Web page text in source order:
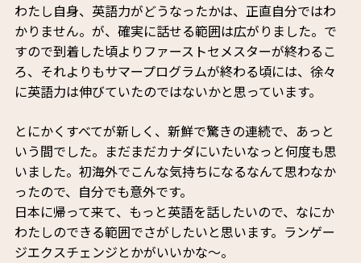
わたし自身、英語力がどうなったかは、正直自分ではわ
かりません。が、確実に話せる範囲は広がりました。で
すので到着した頃よりファーストセメスターが終わるこ
ろ、それよりもサマープログラムが終わる頃には、徐々
に英語力は伸びていたのではないかと思っています。
とにかくすべてが新しく、新鮮で驚きの連続で、あっと
いう間でした。まだまだカナダにいたいなっと何度も思
いました。初海外でこんな気持ちになるなんて思わなか
ったので、自分でも意外です。
日本に帰って来て、もっと英語を話したいので、なにか
わたしのできる範囲でさがしたいと思います。ランゲー
ジエクスチェンジとかがいいかな～。